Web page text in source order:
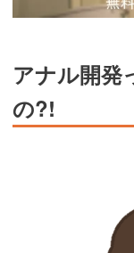
アナル開発
の?!